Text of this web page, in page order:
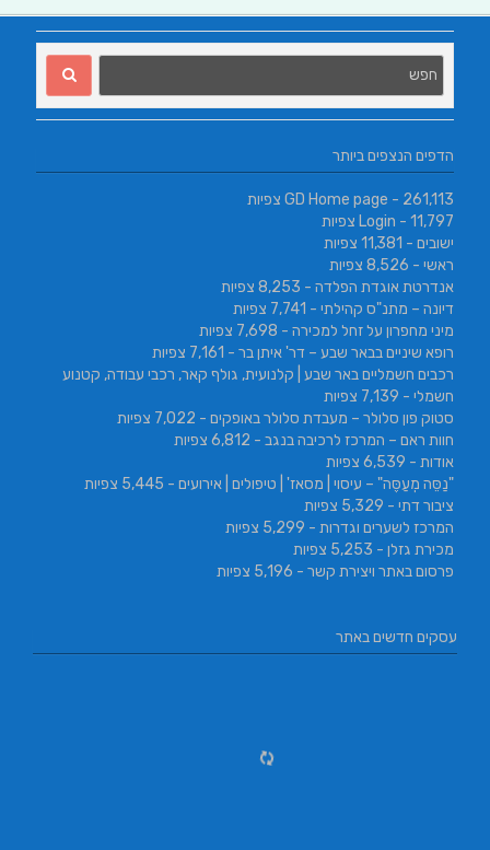
הדפים הנצפים ביותר
GD Home page - 261,113 צפיות
Login - 11,797 צפיות
ישובים - 11,381 צפיות
ראשי - 8,526 צפיות
אנדרטת אוגדת הפלדה - 8,253 צפיות
דיונה – מתנ"ס קהילתי - 7,741 צפיות
מיני מחפרון על זחל למכירה - 7,698 צפיות
רופא שיניים בבאר שבע – דר' איתן בר - 7,161 צפיות
רכבים חשמליים באר שבע | קלנועית, גולף קאר, רכבי עבודה, קטנוע
חשמלי - 7,139 צפיות
סטוק פון סלולר – מעבדת סלולר באופקים - 7,022 צפיות
חוות ראם – המרכז לרכיבה בנגב - 6,812 צפיות
אודות - 6,539 צפיות
"נַסֵּה מְעַסֶּה" – עיסוי | מסאז' | טיפולים | אירועים - 5,445 צפיות
ציבור דתי - 5,329 צפיות
המרכז לשערים וגדרות - 5,299 צפיות
מכירת גזלן - 5,253 צפיות
פרסום באתר ויצירת קשר - 5,196 צפיות
עסקים חדשים באתר